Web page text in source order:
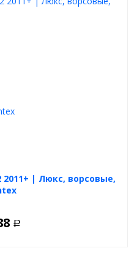
2011+ | Люкс, ворсовые,
Р